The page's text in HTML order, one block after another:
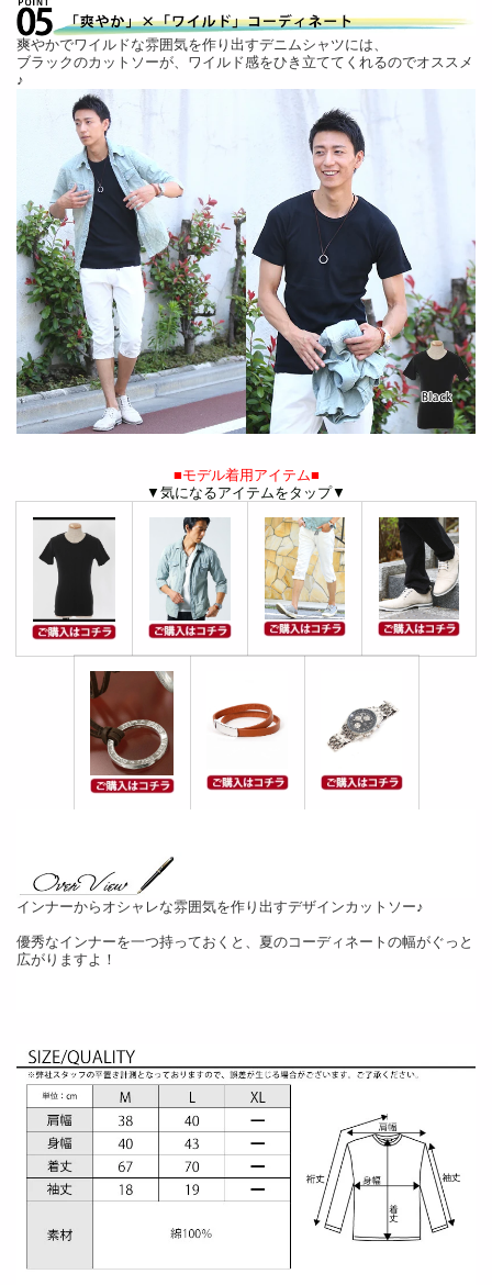
爽やかでワイルドな雰囲気を作り出すデニムシャツには、
ブラックのカットソーが、ワイルド感をひき立ててくれるのでオススメ
♪
■モデル着用アイテム■
▼気になるアイテムをタップ▼
インナーからオシャレな雰囲気を作り出すデザインカットソー♪
優秀なインナーを一つ持っておくと、夏のコーディネートの幅がぐっと
広がりますよ！